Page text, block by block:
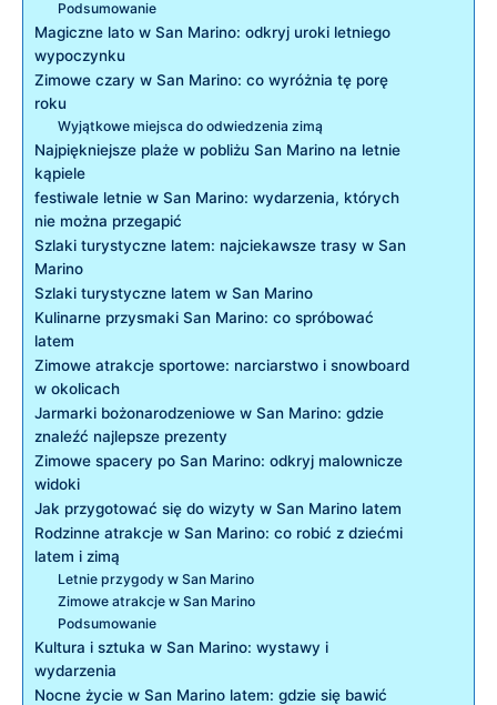
Podsumowanie
Magiczne​ lato⁤ w San Marino: odkryj uroki‍ letniego
wypoczynku
Zimowe czary w San Marino: co wyróżnia tę porę
roku
Wyjątkowe miejsca do odwiedzenia zimą
Najpiękniejsze plaże w ⁣pobliżu⁢ San Marino na letnie
kąpiele
festiwale⁣ letnie‌ w San Marino: wydarzenia,‌ których
‌nie można przegapić
Szlaki turystyczne latem: ​najciekawsze trasy w San
Marino
Szlaki turystyczne latem​ w ⁢San Marino
Kulinarne przysmaki San Marino: co spróbować
latem
Zimowe atrakcje sportowe: narciarstwo ‌i⁣ snowboard
w okolicach
Jarmarki bożonarodzeniowe w San ⁤Marino:⁣ gdzie
znaleźć najlepsze prezenty
Zimowe spacery po ‌San Marino: odkryj malownicze
widoki
Jak​ przygotować ⁢się do​ wizyty w San Marino ‌latem
Rodzinne atrakcje w ⁣San‍ Marino: co robić z dziećmi
⁤latem i zimą
Letnie przygody​ w San Marino
Zimowe atrakcje w⁢ San Marino
Podsumowanie
Kultura i sztuka ⁢w San Marino: ​wystawy i
wydarzenia
Nocne życie w San⁢ Marino⁢ latem: gdzie ‍się bawić